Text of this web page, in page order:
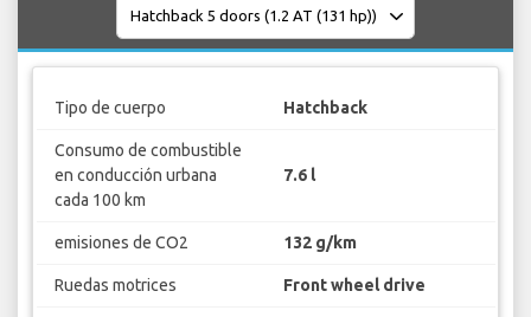
Tipo de cuerpo Hatchback
Consumo de combustible
en conducción urbana
cada 100 km
7.6 l
emisiones de CO2 132 g/km
Ruedas motrices Front wheel drive